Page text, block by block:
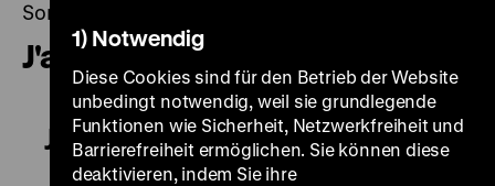
Sonntag, 14. Dezember 2014, 15.00 - 00.00 Uhr
J'accuse
J'accuse
1) Notwendig
Diese Cookies sind für den Betrieb der Website
unbedingt notwendig, weil sie grundlegende
Funktionen wie Sicherheit, Netzwerkfreiheit und
Barrierefreiheit ermöglichen. Sie können diese
deaktivieren, indem Sie ihre